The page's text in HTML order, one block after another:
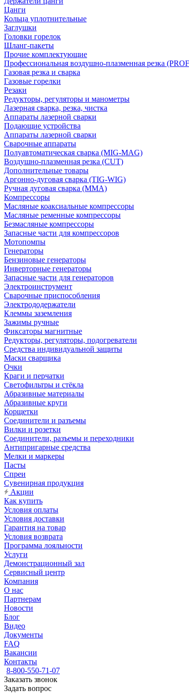
Цанги
Кольца уплотнительные
Заглушки
Головки горелок
Шланг-пакеты
Прочие комплектующие
Профессиональная воздушно-плазменная резка
Газовая резка и сварка
Газовые горелки
Резаки
Редукторы, регуляторы и манометры
Лазерная сварка, резка, чистка
Аппараты лазерной сварки
Подающие устройства
Аппараты лазерной сварки
Сварочные аппараты
Полуавтоматическая сварка (MIG-MAG)
Воздушно-плазменная резка (CUT)
Дополнительные товары
Аргонно-дуговая сварка (TIG-WIG)
Ручная дуговая сварка (MMA)
Компрессоры
Масляные коаксиальные компрессоры
Масляные ременные компрессоры
Безмасляные компрессоры
Запасные части для компрессоров
Мотопомпы
Генераторы
Бензиновые генераторы
Инверторные генераторы
Запасные части для генераторов
Электроинструмент
Сварочные приспособления
Электрододержатели
Клеммы заземления
Зажимы ручные
Фиксаторы магнитные
Редукторы, регуляторы, подогреватели
Средства индивидуальной защиты
Маски сварщика
Очки
Краги и перчатки
Светофильтры и стёкла
Абразивные материалы
Абразивные круги
Корщетки
Соединители и разъемы
Вилки и розетки
Соединители, разъемы и переходники
Антипригарные средства
Мелки и маркеры
Пасты
Спреи
Сувенирная продукция
Акции
Как купить
Условия оплаты
Условия доставки
Гарантия на товар
Условия возврата
Программа лояльности
Услуги
Демонстрационный зал
Сервисный центр
Компания
О нас
Партнерам
Новости
Блог
Видео
Документы
FAQ
Вакансии
Контакты
8-800-550-71-07
Заказать звонок
Задать вопрос